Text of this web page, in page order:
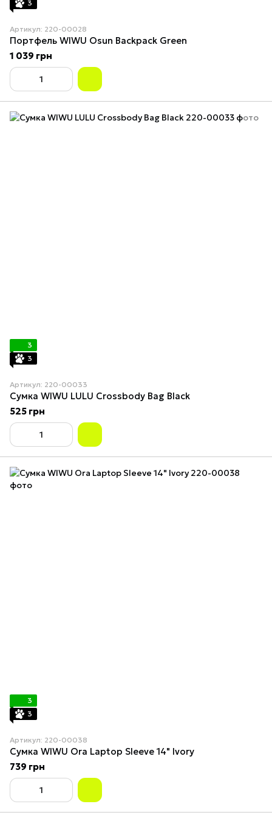
3
Артикул: 220-00028
Портфель WIWU Osun Backpack Green
1 039 грн
3
3
Артикул: 220-00033
Сумка WIWU LULU Crossbody Bag Black
525 грн
3
3
Артикул: 220-00038
Сумка WIWU Ora Laptop Sleeve 14" Ivory
739 грн